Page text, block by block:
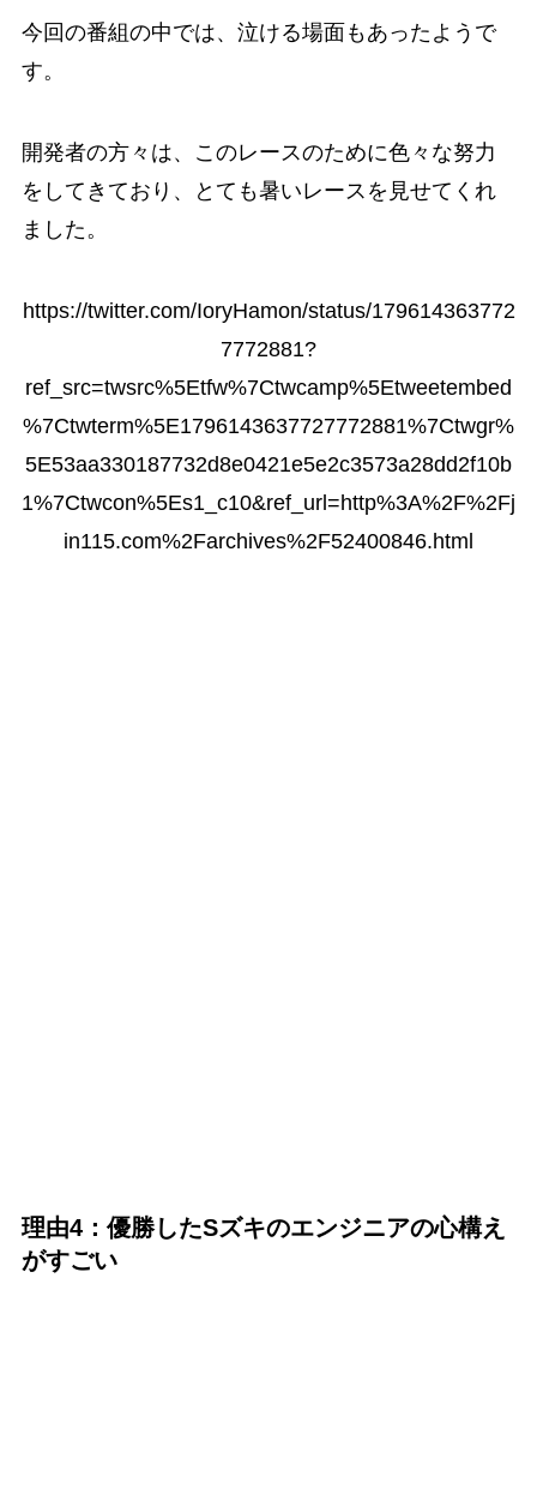
今回の番組の中では、泣ける場面もあったようで
す。
開発者の方々は、このレースのために色々な努力
をしてきており、とても暑いレースを見せてくれ
ました。
https://twitter.com/IoryHamon/status/179614363772
7772881?
ref_src=twsrc%5Etfw%7Ctwcamp%5Etweetembed
%7Ctwterm%5E1796143637727772881%7Ctwgr%
5E53aa330187732d8e0421e5e2c3573a28dd2f10b
1%7Ctwcon%5Es1_c10&ref_url=http%3A%2F%2Fj
in115.com%2Farchives%2F52400846.html
理由4：優勝したSズキのエンジニアの心構え
がすごい